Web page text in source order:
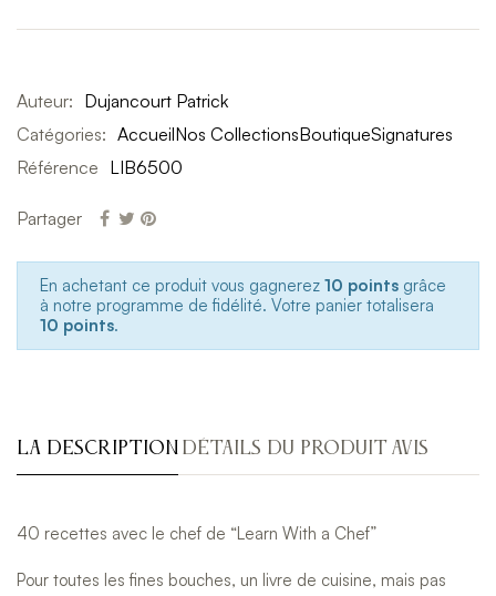
Auteur: Dujancourt Patrick
Catégories: AccueilNos CollectionsBoutiqueSignatures
Référence LIB6500
Partager
En achetant ce produit vous gagnerez 10 points grâce
à notre programme de fidélité. Votre panier totalisera
10 points.
LA DESCRIPTION DÉTAILS DU PRODUIT AVIS
40 recettes avec le chef de “Learn With a Chef”
Pour toutes les fines bouches, un livre de cuisine, mais pas